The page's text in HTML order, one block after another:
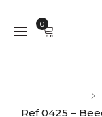
0
Ref 0425 –